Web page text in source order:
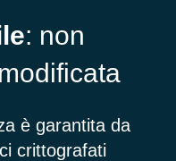
: non
è garantita da
crittografati